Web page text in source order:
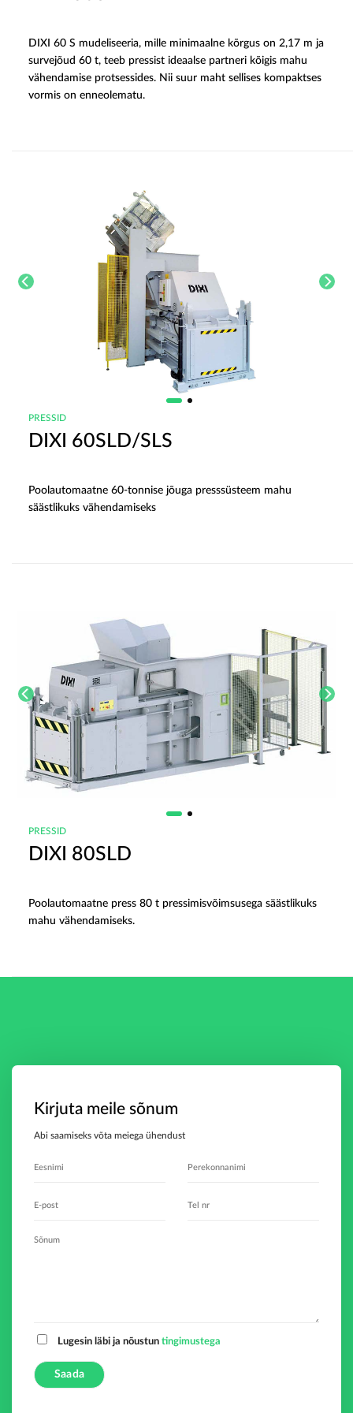
DIXI 60 S mudeliseeria, mille minimaalne kõrgus on 2,17 m ja
survejõud 60 t, teeb pressist ideaalse partneri kõigis mahu
vähendamise protsessides. Nii suur maht sellises kompaktses
vormis on enneolematu.
PRESSID
DIXI 60SLD/SLS
Poolautomaatne 60-tonnise jõuga presssüsteem mahu
säästlikuks vähendamiseks
PRESSID
DIXI 80SLD
Poolautomaatne press 80 t pressimisvõimsusega säästlikuks
mahu vähendamiseks.
Kirjuta meile sõnum
Abi saamiseks võta meiega ühendust
Lugesin läbi ja nõustun tingimustega